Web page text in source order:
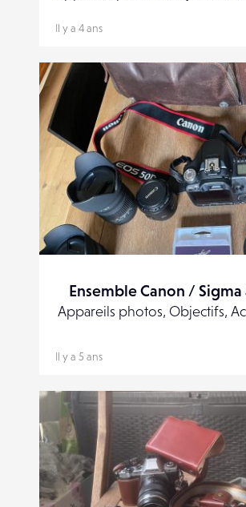
Il y a 4 ans
Ensemble Canon / Sigma
Appareils photos, Objectifs,
Il y a 5 ans